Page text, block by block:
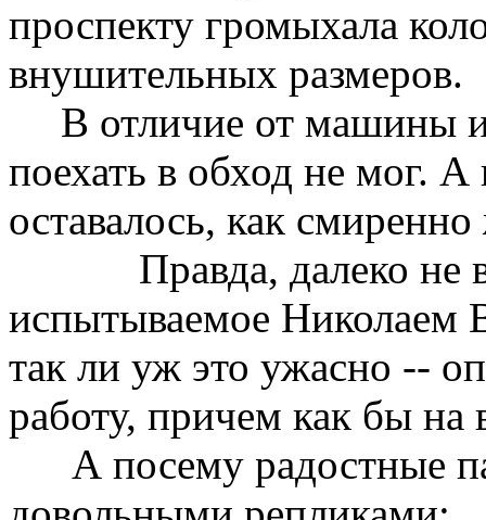
проспекту громыхала
внушительных размеров.
В отличие от машины и
поехать в обход не мог.
оставалось, как
Правда, далеко не
испытываемое Николаем
так ли уж это ужасно --
работу, причем как бы на
А посему радостные